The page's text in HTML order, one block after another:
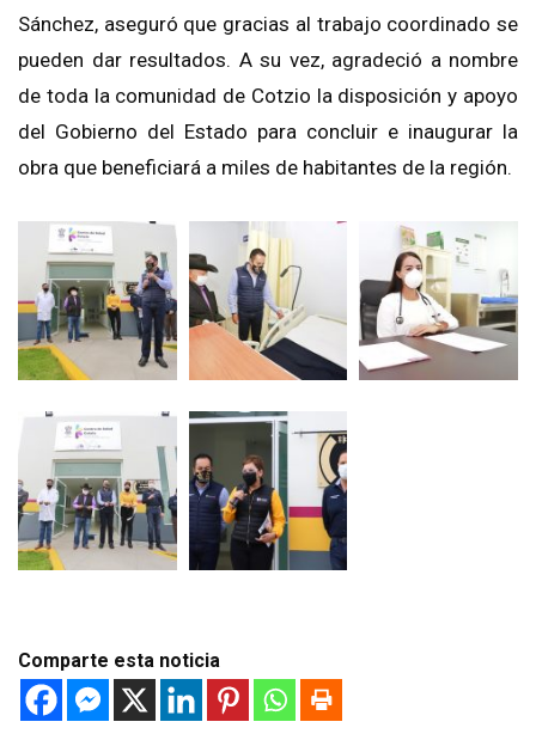
Sánchez, aseguró que gracias al trabajo coordinado se
pueden dar resultados. A su vez, agradeció a nombre
de toda la comunidad de Cotzio la disposición y apoyo
del Gobierno del Estado para concluir e inaugurar la
obra que beneficiará a miles de habitantes de la región.
Comparte esta noticia